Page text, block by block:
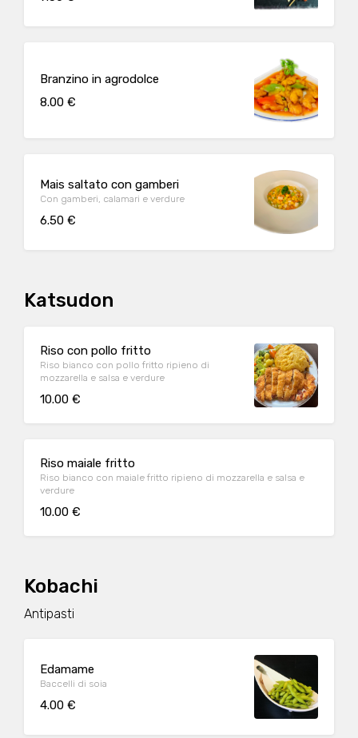
Branzino in agrodolce
8.00 €
Mais saltato con gamberi
Con gamberi, calamari e verdure
6.50 €
Katsudon
Riso con pollo fritto
Riso bianco con pollo fritto ripieno di
mozzarella e salsa e verdure
10.00 €
Riso maiale fritto
Riso bianco con maiale fritto ripieno di mozzarella e salsa e
verdure
10.00 €
Kobachi
Antipasti
Edamame
Baccelli di soia
4.00 €